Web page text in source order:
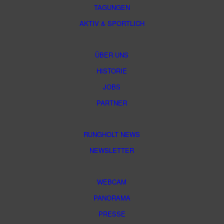
TAGUNGEN
AKTIV & SPORTLICH
ÜBER UNS
HISTORIE
JOBS
PARTNER
RUNGHOLT NEWS
NEWSLETTER
WEBCAM
PANORAMA
PRESSE